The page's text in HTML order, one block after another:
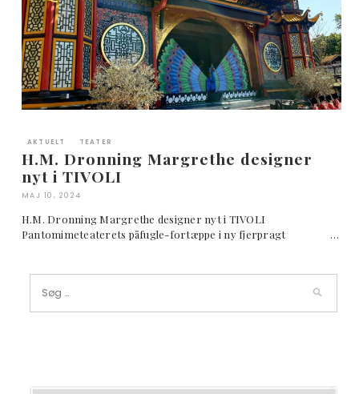
AKTUELT TEATER
H.M. Dronning Margrethe designer
nyt i TIVOLI
MAJ 10, 2024
H.M. Dronning Margrethe designer nyt i TIVOLI
Pantomimeteaterets påfugle-fortæppe i ny fjerpragt …